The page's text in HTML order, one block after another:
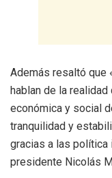
Además resaltó que
hablan de la
económica y social
tranquilidad y
gracias a las política
presidente Nicolás